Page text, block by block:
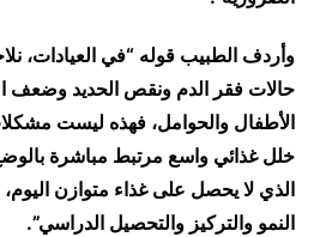
وأردف الطبيب قوله “في العيادات،
حالات فقر الدم ونقص الحديد وضعف
الأطفال والحوامل، فهذه ليست
خلل غذائي واسع مرتبط مباشرة
الذي لا يحصل على غذاء متوازن
النمو والتركيز والتحصيل الدراسي”.